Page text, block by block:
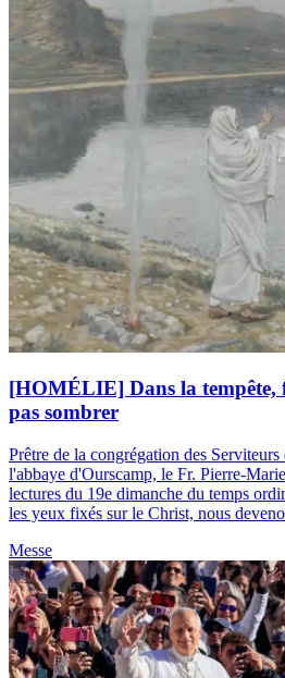
[HOMÉLIE] Dans la tempête,
pas sombrer
Prêtre de la congrégation des Serviteurs
l'abbaye d'Ourscamp, le Fr. Pierre-
lectures du 19e dimanche du temps
les yeux fixés sur le Christ, nous
Messe